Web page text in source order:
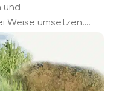
und
Weise umsetzen.
Ihnen dabei, Ihren